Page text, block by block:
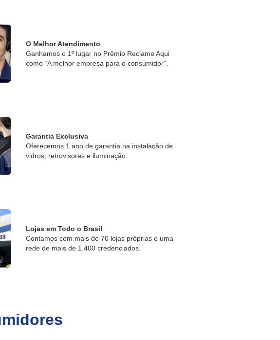
O Melhor Atendimento
Ganhamos o 1º lugar no Prêmio Reclame Aqui
como “A melhor empresa para o consumidor”.
Garantia Exclusiva
Oferecemos 1 ano de garantia na instalação de
vidros, retrovisores e iluminação.
Lojas em Todo o Brasil
Contamos com mais de 70 lojas próprias e uma
rede de mais de 1.400 credenciados.